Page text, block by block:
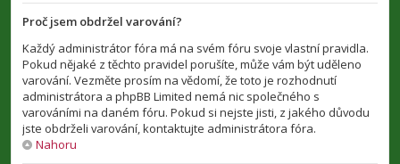
Proč jsem obdržel varování?
Každý administrátor fóra má na svém fóru svoje vlastní pravidla.
Pokud nějaké z těchto pravidel porušíte, může vám být uděleno
varování. Vezměte prosím na vědomí, že toto je rozhodnutí
administrátora a phpBB Limited nemá nic společného s
varováními na daném fóru. Pokud si nejste jisti, z jakého důvodu
jste obdrželi varování, kontaktujte administrátora fóra.
Nahoru